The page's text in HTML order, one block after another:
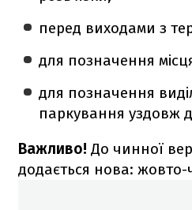
перед виходами з
для позначення
для позначення
паркування уздовж
Важливо! До чинної
додається нова: